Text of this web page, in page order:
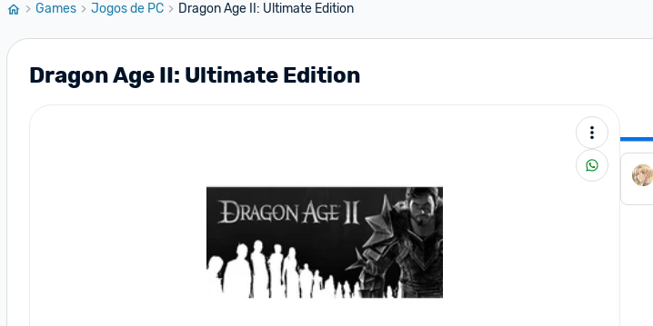
Games Jogos de PC Dragon Age II: Ultimate Edition
Dragon Age II: Ultimate Edition